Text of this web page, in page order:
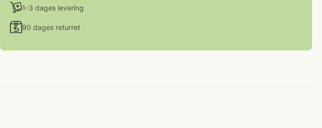
1-3 dages levering
90 dages returret